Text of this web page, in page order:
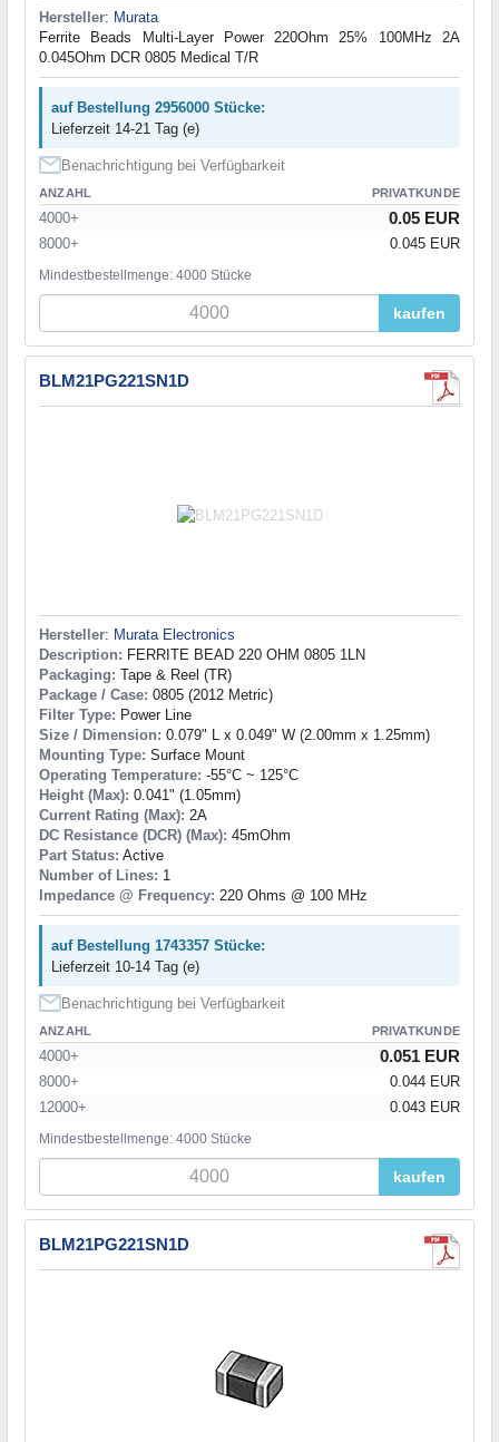
Hersteller: Murata
Ferrite Beads Multi-Layer Power 220Ohm 25% 100MHz 2A
0.045Ohm DCR 0805 Medical T/R
auf Bestellung 2956000 Stücke:
Lieferzeit 14-21 Tag (e)
Benachrichtigung bei Verfügbarkeit
ANZAHL PRIVATKUNDE
4000+ 0.05 EUR
8000+ 0.045 EUR
Mindestbestellmenge: 4000 Stücke
kaufen
BLM21PG221SN1D
Hersteller: Murata Electronics
Description: FERRITE BEAD 220 OHM 0805 1LN
Packaging: Tape & Reel (TR)
Package / Case: 0805 (2012 Metric)
Filter Type: Power Line
Size / Dimension: 0.079" L x 0.049" W (2.00mm x 1.25mm)
Mounting Type: Surface Mount
Operating Temperature: -55°C ~ 125°C
Height (Max): 0.041" (1.05mm)
Current Rating (Max): 2A
DC Resistance (DCR) (Max): 45mOhm
Part Status: Active
Number of Lines: 1
Impedance @ Frequency: 220 Ohms @ 100 MHz
auf Bestellung 1743357 Stücke:
Lieferzeit 10-14 Tag (e)
Benachrichtigung bei Verfügbarkeit
ANZAHL PRIVATKUNDE
4000+ 0.051 EUR
8000+
0.044 EUR
12000+
0.043 EUR
Mindestbestellmenge: 4000 Stücke
kaufen
BLM21PG221SN1D